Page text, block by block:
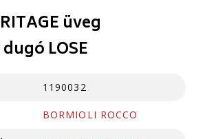
üveg
LOSE
1190032
BORMIOLI ROCCO